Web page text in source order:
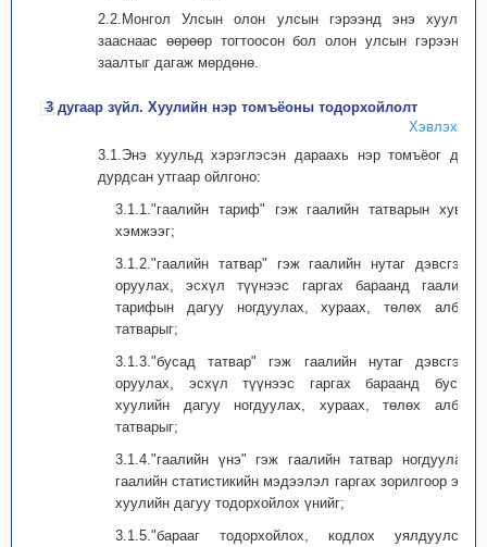
2.2.Монгол Улсын олон улсын гэрээнд энэ хуульд
зааснаас өөрөөр тогтоосон бол олон улсын гэрээний
заалтыг дагаж мөрдөнө.
3 дугаар зүйл. Хуулийн нэр томъёоны тодорхойлолт
Хэвлэх
3.1.Энэ хуульд хэрэглэсэн дараахь нэр томъёог дор
дурдсан утгаар ойлгоно:
3.1.1."гаалийн тариф" гэж гаалийн татварын хувь,
хэмжээг;
3.1.2."гаалийн татвар" гэж гаалийн нутаг дэвсгэрт
оруулах, эсхүл түүнээс гаргах бараанд гаалийн
тарифын дагуу ногдуулах, хураах, төлөх албан
татварыг;
3.1.3."бусад татвар" гэж гаалийн нутаг дэвсгэрт
оруулах, эсхүл түүнээс гаргах бараанд бусад
хуулийн дагуу ногдуулах, хураах, төлөх албан
татварыг;
3.1.4."гаалийн үнэ" гэж гаалийн татвар ногдуулах,
гаалийн статистикийн мэдээлэл гаргах зорилгоор энэ
хуулийн дагуу тодорхойлох үнийг;
3.1.5."барааг тодорхойлох, кодлох уялдуулсан